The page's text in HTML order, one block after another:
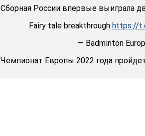
Сборная России впервые выиграла
Fairy tale breakthrough https://
— Badminton
Чемпионат Европы 2022 года